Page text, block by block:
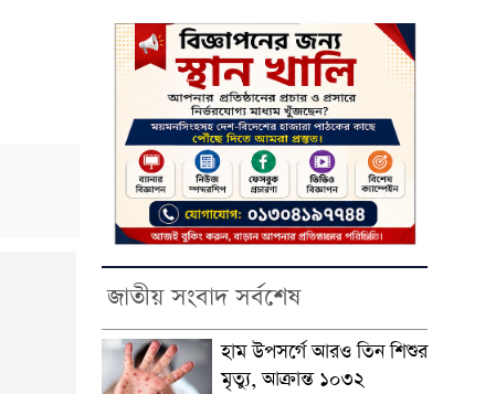
জাতীয় সংবাদ সর্বশেষ
হাম উপসর্গে আরও তিন শিশুর
মৃত্যু, আক্রান্ত ১০৩২